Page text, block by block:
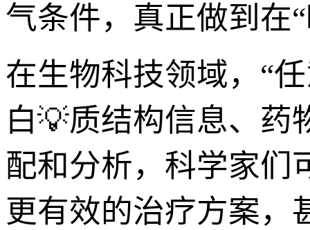
气条件，真正做到在
在生物科技领域，“
白💡质结构信息、药
配和分析，科学家们
更有效的治疗方案，